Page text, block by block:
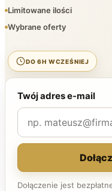
Limitowane ilości
Wybrane oferty
DO 6H WCZEŚNIEJ
Twój adres e-mail
Dołączenie jest